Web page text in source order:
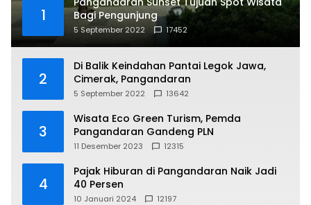
1
Bagi Pengunjung
5 September 2022 17452
2
Di Balik Keindahan Pantai Legok Jawa,
Cimerak, Pangandaran
5 September 2022 13642
3
Wisata Eco Green Turism, Pemda
Pangandaran Gandeng PLN
11 Desember 2023 12315
4
Pajak Hiburan di Pangandaran Naik Jadi
40 Persen
10 Januari 2024 12197